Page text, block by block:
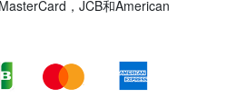
，JCB和American